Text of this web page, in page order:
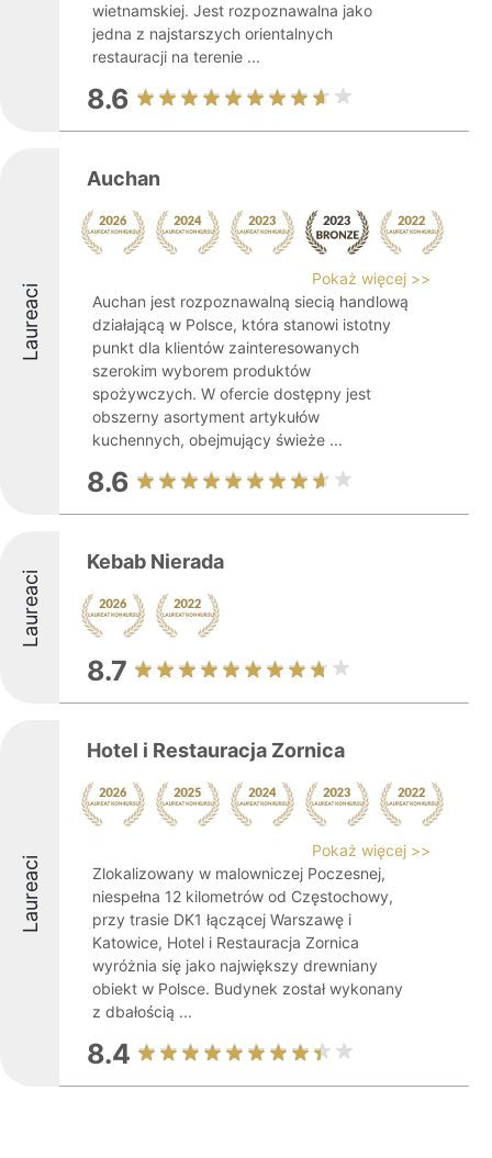
wietnamskiej. Jest rozpoznawalna jako
jedna z najstarszych orientalnych
restauracji na terenie ...
8.6
Laureaci
Auchan
Pokaż więcej >>
Auchan jest rozpoznawalną siecią handlową
działającą w Polsce, która stanowi istotny
punkt dla klientów zainteresowanych
szerokim wyborem produktów
spożywczych. W ofercie dostępny jest
obszerny asortyment artykułów
kuchennych, obejmujący świeże ...
8.6
Laureaci
Kebab Nierada
8.7
Laureaci
Hotel i Restauracja Zornica
Pokaż więcej >>
Zlokalizowany w malowniczej Poczesnej,
niespełna 12 kilometrów od Częstochowy,
przy trasie DK1 łączącej Warszawę i
Katowice, Hotel i Restauracja Zornica
wyróżnia się jako największy drewniany
obiekt w Polsce. Budynek został wykonany
z dbałością ...
8.4